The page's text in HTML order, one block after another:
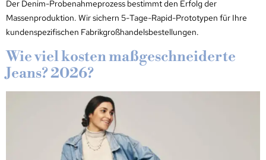
Der Denim-Probenahmeprozess bestimmt den Erfolg der
Massenproduktion. Wir sichern 5-Tage-Rapid-Prototypen für Ihre
kundenspezifischen Fabrikgroßhandelsbestellungen.
Wie viel kosten maßgeschneiderte
Jeans? 2026?